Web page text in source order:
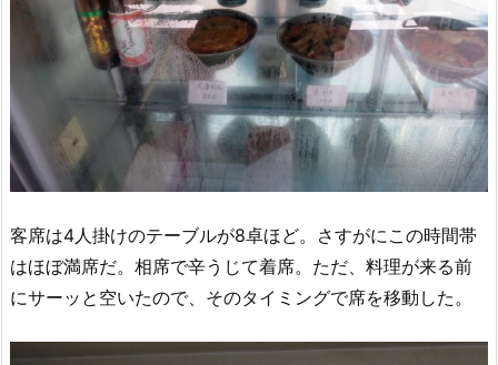
客席は4人掛けのテーブルが8卓ほど。さすがにこの時間帯
はほぼ満席だ。相席で辛うじて着席。ただ、料理が来る前
にサーッと空いたので、そのタイミングで席を移動した。